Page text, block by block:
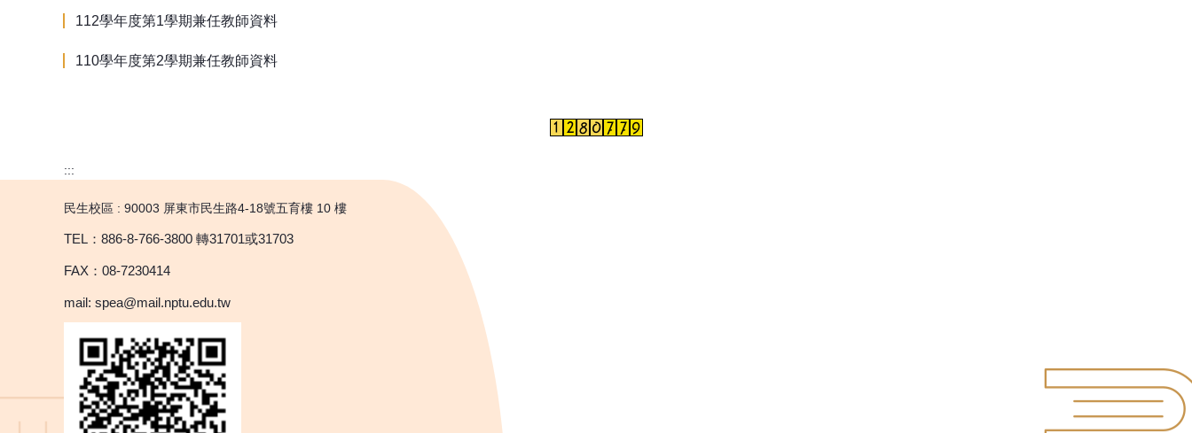
112學年度第1學期兼任教師資料
110學年度第2學期兼任教師資料
:::
民生校區 : 90003 屏東市民生路4-18號五育樓 10 樓
TEL：886-8-766-3800 轉31701或31703
FAX：08-7230414
mail: spea@mail.nptu.edu.tw